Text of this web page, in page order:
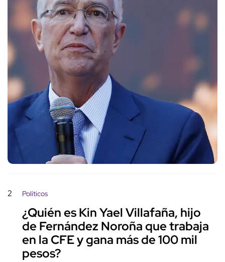
2 Políticos
¿Quién es Kin Yael Villafaña, hijo
de Fernández Noroña que trabaja
en la CFE y gana más de 100 mil
pesos?